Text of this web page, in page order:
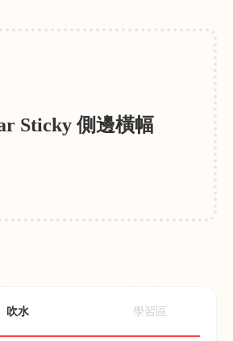
Sticky 側邊橫幅
吹水 學習區